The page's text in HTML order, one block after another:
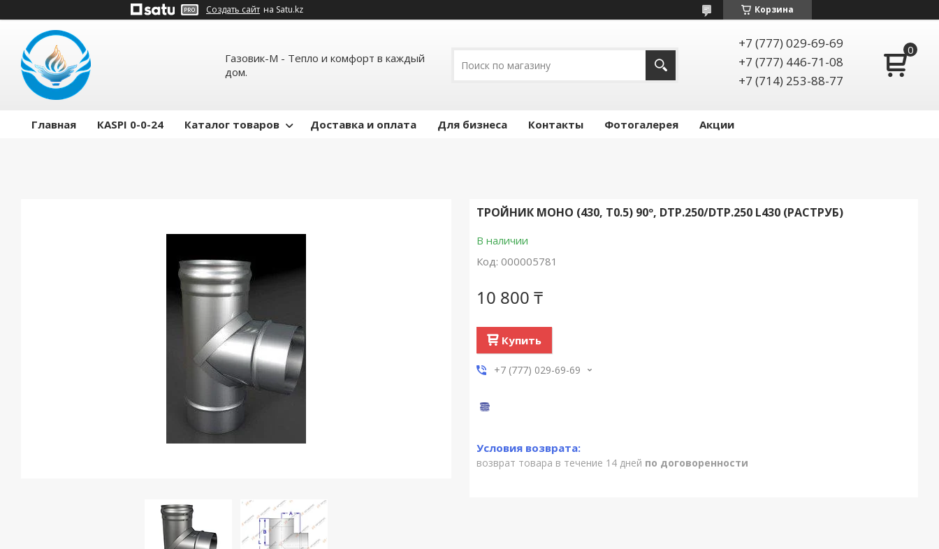
Создать сайт на Satu.kz Корзина
Газовик-М - Тепло и комфорт в каждый
дом.
+7 (777) 029-69-69
+7 (777) 446-71-08
+7 (714) 253-88-77
Главная КASPI 0-0-24 Каталог товаров Доставка и оплата Для бизнеса Контакты Фотогалерея Акции
ТРОЙНИК МОНО (430, T0.5) 90º, DТР.250/DТР.250 L430 (РАСТРУБ)
В наличии
Код: 000005781
10 800 ₸
Купить
+7 (777) 029-69-69
возврат товара в течение 14 дней по договоренности